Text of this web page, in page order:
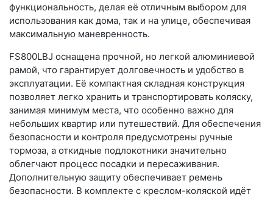
функциональность, делая её отличным выбором для
использования как дома, так и на улице, обеспечивая
максимальную маневренность.
FS800LBJ оснащена прочной, но легкой алюминиевой
рамой, что гарантирует долговечность и удобство в
эксплуатации. Её компактная складная конструкция
позволяет легко хранить и транспортировать коляску,
занимая минимум места, что особенно важно для
небольших квартир или путешествий. Для обеспечения
безопасности и контроля предусмотрены ручные
тормоза, а откидные подлокотники значительно
облегчают процесс посадки и пересаживания.
Дополнительную защиту обеспечивает ремень
безопасности. В комплекте с креслом-коляской идёт